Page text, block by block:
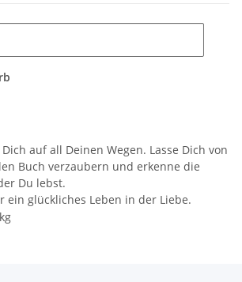
auf all Deinen Wegen. Lasse Dich von
Buch verzaubern und erkenne die
Du lebst.
ein glückliches Leben in der Liebe.
kg